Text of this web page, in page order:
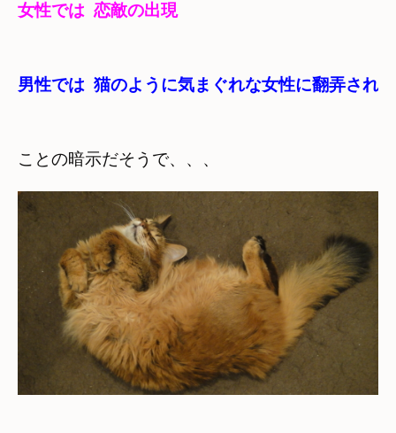
女性では  恋敵の出現
男性では  猫のように気まぐれな女性に翻弄される
ことの暗示だそうで、、、